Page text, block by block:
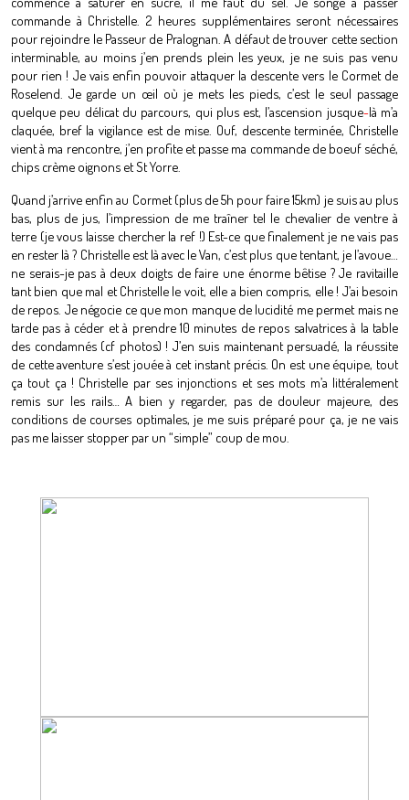
commande à Christelle. 2 heures supplémentaires seront nécessaires
pour rejoindre le Passeur de Pralognan. A défaut de trouver cette section
interminable, au moins j’en prends plein les yeux, je ne suis pas venu
pour rien ! Je vais enfin pouvoir attaquer la descente vers le Cormet de
Roselend. Je garde un œil où je mets les pieds, c’est le seul passage
quelque peu délicat du parcours, qui plus est, l’ascension jusque-là m’a
claquée, bref la vigilance est de mise. Ouf, descente terminée, Christelle
vient à ma rencontre, j’en profite et passe ma commande de boeuf séché,
chips crème oignons et St Yorre.
Quand j’arrive enfin au Cormet (plus de 5h pour faire 15km) je suis au plus
bas, plus de jus, l’impression de me traîner tel le chevalier de ventre à
terre (je vous laisse chercher la ref !) Est-ce que finalement je ne vais pas
en rester là ? Christelle est là avec le Van, c’est plus que tentant, je l’avoue…
ne serais-je pas à deux doigts de faire une énorme bêtise ? Je ravitaille
tant bien que mal et Christelle le voit, elle a bien compris, elle ! J’ai besoin
de repos. Je négocie ce que mon manque de lucidité me permet mais ne
tarde pas à céder et à prendre 10 minutes de repos salvatrices à la table
des condamnés (cf photos) ! J’en suis maintenant persuadé, la réussite
de cette aventure s’est jouée à cet instant précis. On est une équipe, tout
ça tout ça ! Christelle par ses injonctions et ses mots m’a littéralement
remis sur les rails… A bien y regarder, pas de douleur majeure, des
conditions de courses optimales, je me suis préparé pour ça, je ne vais
pas me laisser stopper par un “simple” coup de mou.